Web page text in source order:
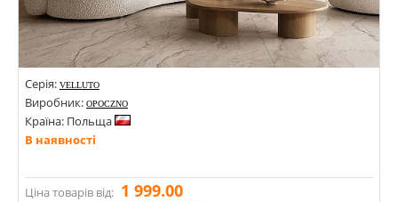
Серія: VELLUTO
Виробник: OPOCZNO
Країна: Польща
В наявності
Ціна товарів від: 1 999.00